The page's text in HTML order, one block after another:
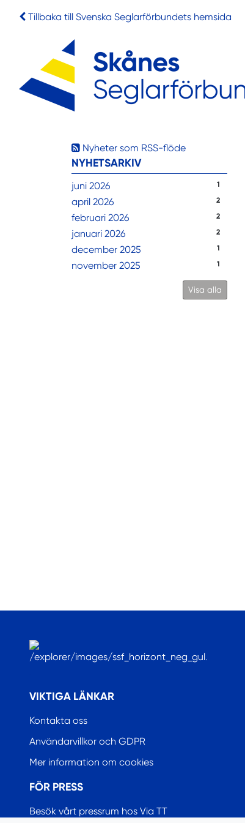
Tillbaka till Svenska Seglarförbundets hemsida
Nyheter som RSS-flöde
NYHETSARKIV
juni 2026 1
april 2026 2
februari 2026 2
januari 2026 2
december 2025 1
november 2025 1
Visa alla
VIKTIGA LÄNKAR
Kontakta oss
Användarvillkor och GDPR
Mer information om cookies
FÖR PRESS
Besök vårt pressrum hos Via TT